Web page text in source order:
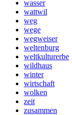
wasser
wattwil
weg
wege
wegweiser
weltenburg
weltkulturerbe
wildhaus
winter
wirtschaft
wolken
zeit
zusammen